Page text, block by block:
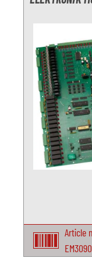
Article
EM3090